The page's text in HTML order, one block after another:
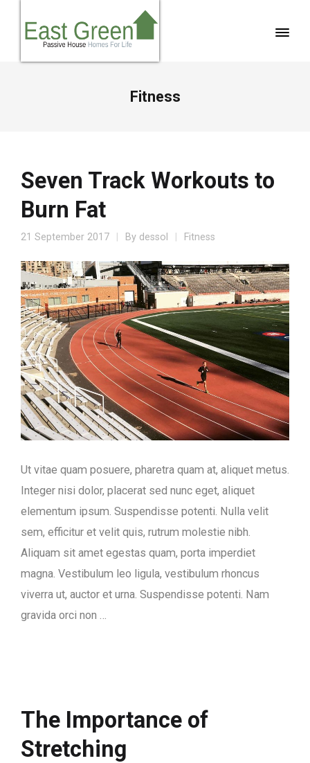
Fitness
Seven Track Workouts to
Burn Fat
21 September 2017 By dessol Fitness
Ut vitae quam posuere, pharetra quam at, aliquet metus.
Integer nisi dolor, placerat sed nunc eget, aliquet
elementum ipsum. Suspendisse potenti. Nulla velit
sem, efficitur et velit quis, rutrum molestie nibh.
Aliquam sit amet egestas quam, porta imperdiet
magna. Vestibulum leo ligula, vestibulum rhoncus
viverra ut, auctor et urna. Suspendisse potenti. Nam
gravida orci non …
The Importance of
Stretching